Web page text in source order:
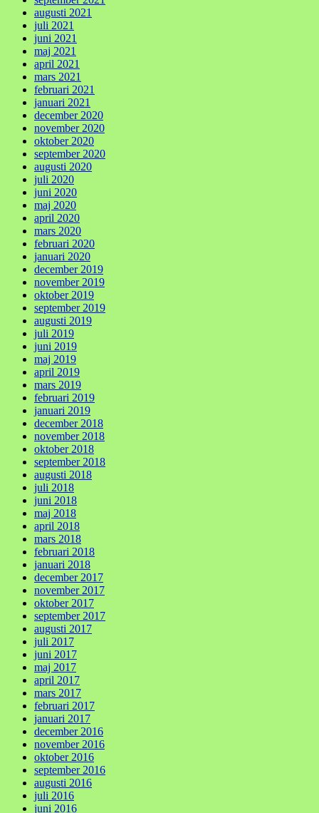
augusti 2021
juli 2021
juni 2021
maj 2021
april 2021
mars 2021
februari 2021
januari 2021
december 2020
november 2020
oktober 2020
september 2020
augusti 2020
juli 2020
juni 2020
maj 2020
april 2020
mars 2020
februari 2020
januari 2020
december 2019
november 2019
oktober 2019
september 2019
augusti 2019
juli 2019
juni 2019
maj 2019
april 2019
mars 2019
februari 2019
januari 2019
december 2018
november 2018
oktober 2018
september 2018
augusti 2018
juli 2018
juni 2018
maj 2018
april 2018
mars 2018
februari 2018
januari 2018
december 2017
november 2017
oktober 2017
september 2017
augusti 2017
juli 2017
juni 2017
maj 2017
april 2017
mars 2017
februari 2017
januari 2017
december 2016
november 2016
oktober 2016
september 2016
augusti 2016
juli 2016
juni 2016